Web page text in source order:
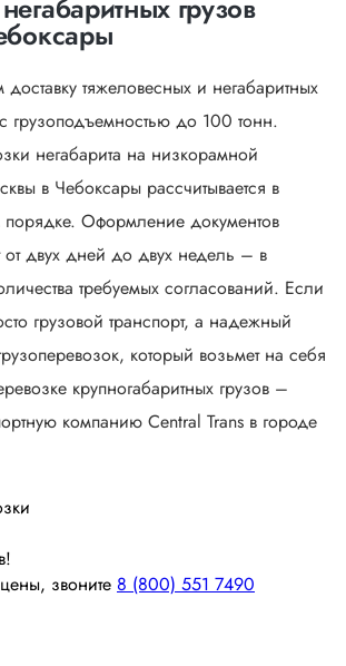
грузов
тяжеловесных и негабаритных
грузоподъемностью до 100 тонн.
негабарита на низкорамной
в Чебоксары рассчитывается в
Оформление документов
двух дней до двух недель – в
требуемых согласований. Если
грузовой транспорт, а надежный
который возьмет на себя
крупногабаритных грузов –
компанию Central Trans в городе
звоните 8 (800) 551 7490